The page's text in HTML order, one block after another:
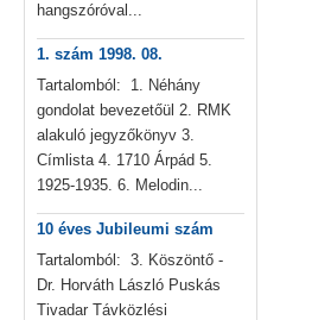
hangszóróval...
1. szám 1998. 08.
Tartalomból: 1. Néhány
gondolat bevezetőül 2. RMK
alakuló jegyzőkönyv 3.
Címlista 4. 1710 Árpád 5.
1925-1935. 6. Melodin...
10 éves Jubileumi szám
Tartalomból: 3. Köszöntő -
Dr. Horváth László Puskás
Tivadar Távközlési